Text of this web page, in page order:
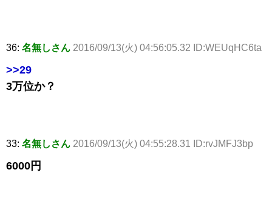
36: 名無しさん 2016/09/13(火) 04:56:05.32 ID:WEUqHC6ta
>>29
3万位か？
33: 名無しさん 2016/09/13(火) 04:55:28.31 ID:rvJMFJ3bp
6000円